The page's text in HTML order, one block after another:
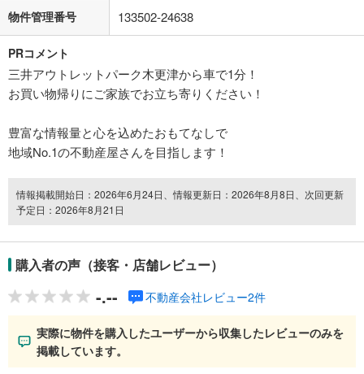
物件管理番号 133502-24638
PRコメント
三井アウトレットパーク木更津から車で1分！
お買い物帰りにご家族でお立ち寄りください！
豊富な情報量と心を込めたおもてなしで
地域No.1の不動産屋さんを目指します！
情報掲載開始日：2026年6月24日、情報更新日：2026年8月8日、次回更新
予定日：2026年8月21日
購入者の声（接客・店舗レビュー）
-.-- 不動産会社レビュー2件
実際に物件を購入したユーザーから収集したレビューのみを
掲載しています。